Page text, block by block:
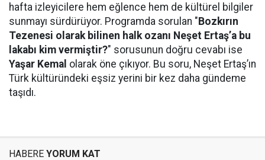
hafta izleyicilere hem eğlence hem de kültürel bilgiler
sunmayı sürdürüyor. Programda sorulan " Bozkırın
Tezenesi olarak bilinen halk ozanı Neşet Ertaş’a bu
lakabı kim vermiştir?" sorusunun doğru cevabı ise
Yaşar Kemal olarak öne çıkıyor. Bu soru, Neşet Ertaş’ın
Türk kültüründeki eşsiz yerini bir kez daha gündeme
taşıdı.
HABERE YORUM KAT